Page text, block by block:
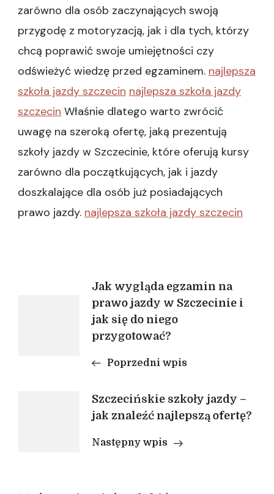
zarówno dla osób zaczynających swoją
przygodę z motoryzacją, jak i dla tych, którzy
chcą poprawić swoje umiejętności czy
odświeżyć wiedzę przed egzaminem. najlepsza
szkoła jazdy szczecin najlepsza szkoła jazdy
szczecin Właśnie dlatego warto zwrócić
uwagę na szeroką ofertę, jaką prezentują
szkoły jazdy w Szczecinie, które oferują kursy
zarówno dla początkujących, jak i jazdy
doszkalające dla osób już posiadających
prawo jazdy. najlepsza szkoła jazdy szczecin
Nawigacja
wpisu
Jak wygląda egzamin na
prawo jazdy w Szczecinie i
jak się do niego
przygotować?
Poprzedni wpis
Szczecińskie szkoły jazdy –
jak znaleźć najlepszą ofertę?
Następny wpis